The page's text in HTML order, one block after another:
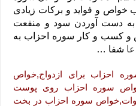
زخم – دعای چشم زخم ماشاالله
آرامش قلب و رفع اضطراب
دعای ثروت حضرت سلیمان
خواص و فواید و برکات زیادی
دست آوردن سود و منفعت
و کسب و کار سوره احزاب به
شفا …
احزاب برای ازدواج,خواص
سوره احزاب روی پوست
سوره احزاب در بخت